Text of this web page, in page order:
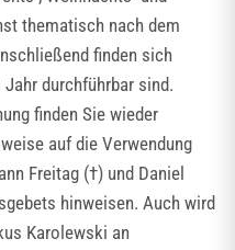
thematisch nach dem
finden sich
durchführbar sind.
finden Sie wieder
auf die Verwendung
Freitag (†) und Daniel
hinweisen. Auch wird
Karolewski an